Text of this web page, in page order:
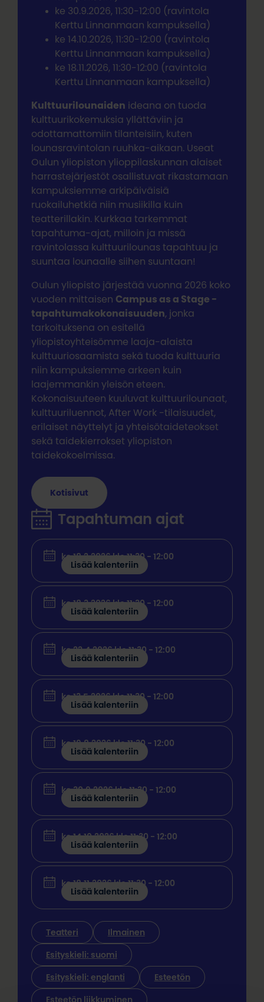
ke 30.9.2026, 11:30-12:00 (ravintola
Kerttu Linnanmaan kampuksella)
ke 14.10.2026, 11:30-12:00 (ravintola
Kerttu Linnanmaan kampuksella)
ke 18.11.2026, 11:30-12:00 (ravintola
Kerttu Linnanmaan kampuksella)
Kulttuurilounaiden ideana on tuoda
kulttuurikokemuksia yllättäviin ja
odottamattomiin tilanteisiin, kuten
lounasravintolan ruuhka-aikaan. Useat
Oulun yliopiston ylioppilaskunnan alaiset
harrastejärjestöt osallistuvat rikastamaan
kampuksiemme arkipäiväisiä
ruokailuhetkiä niin musiikilla kuin
teatterillakin. Kurkkaa tarkemmat
tapahtuma-ajat, milloin ja missä
ravintolassa kulttuurilounas tapahtuu ja
suuntaa lounaalle siihen suuntaan!
Oulun yliopisto järjestää vuonna 2026 koko
vuoden mittaisen Campus as a Stage -
tapahtumakokonaisuuden , jonka
tarkoituksena on esitellä
yliopistoyhteisömme laaja-alaista
kulttuuriosaamista sekä tuoda kulttuuria
niin kampuksiemme arkeen kuin
laajemmankin yleisön eteen.
Kokonaisuuteen kuuluvat kulttuurilounaat,
kulttuuriluennot, After Work -tilaisuudet,
erilaiset näyttelyt ja yhteisötaideteokset
sekä taidekierrokset yliopiston
taidekokoelmissa.
Kotisivut
Tapahtuman ajat
ke 18.2.2026 klo 11:30 - 12:00
Lisää kalenteriin
ke 18.3.2026 klo 11:30 - 12:00
Lisää kalenteriin
ke 22.4.2026 klo 11:30 - 12:00
Lisää kalenteriin
ke 13.5.2026 klo 11:30 - 12:00
Lisää kalenteriin
ke 19.8.2026 klo 11:30 - 12:00
Lisää kalenteriin
ke 30.9.2026 klo 11:30 - 12:00
Lisää kalenteriin
ke 14.10.2026 klo 11:30 - 12:00
Lisää kalenteriin
ke 18.11.2026 klo 11:30 - 12:00
Lisää kalenteriin
Teatteri Ilmainen
Esityskieli: suomi
Esityskieli: englanti Esteetön
Esteetön liikkuminen